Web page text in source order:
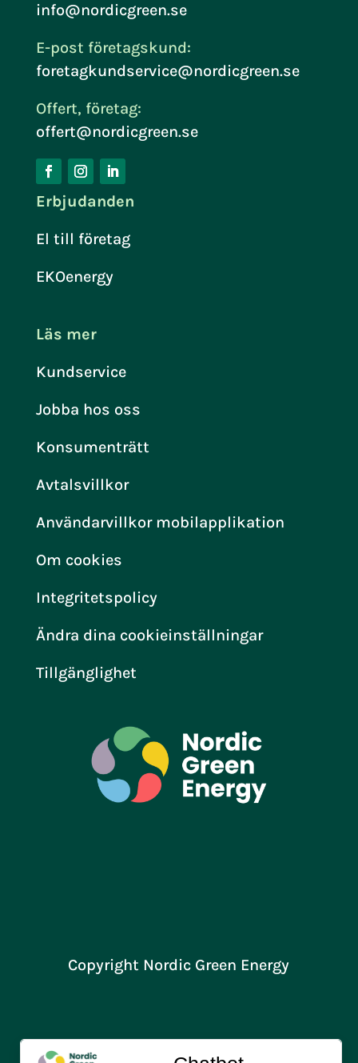
info@nordicgreen.se
E-post företagskund:
foretagkundservice@nordicgreen.se
Offert, företag:
offert@nordicgreen.se
Erbjudanden
El till företag
EKOenergy
Läs mer
Kundservice
Jobba hos oss
Konsumenträtt
Avtalsvillkor
Användarvillkor mobilapplikation
Om cookies
Integritetspolicy
Ändra dina cookieinställningar
Tillgänglighet
Copyright Nordic Green Energy